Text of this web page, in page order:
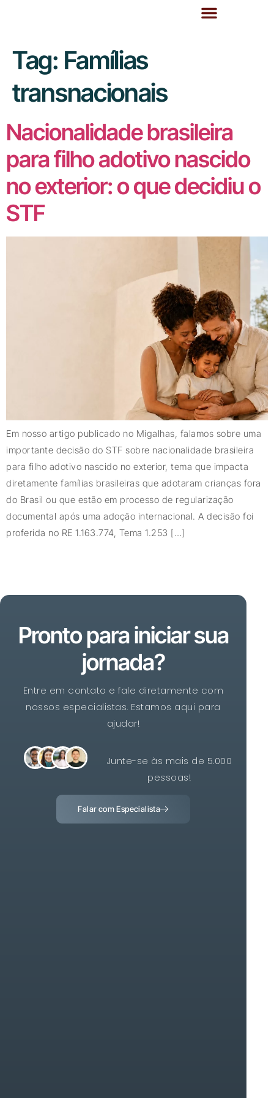
Tag: Famílias
transnacionais
Nacionalidade brasileira
para filho adotivo nascido
no exterior: o que decidiu o
STF
Em nosso artigo publicado no Migalhas, falamos sobre uma
importante decisão do STF sobre nacionalidade brasileira
para filho adotivo nascido no exterior, tema que impacta
diretamente famílias brasileiras que adotaram crianças fora
do Brasil ou que estão em processo de regularização
documental após uma adoção internacional. A decisão foi
proferida no RE 1.163.774, Tema 1.253 […]
Pronto para iniciar sua
jornada?
Entre em contato e fale diretamente com
nossos especialistas. Estamos aqui para
ajudar!
Junte-se às mais de 5.000
pessoas!
Falar com Especialista